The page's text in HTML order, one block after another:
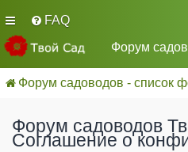
FAQ
Форум
Форум садоводов - список
Форум садоводов
Соглашение о